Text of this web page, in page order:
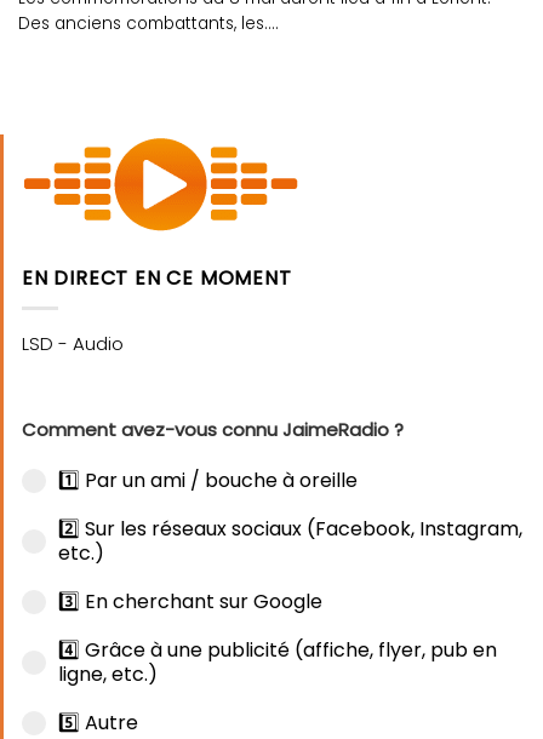
Des anciens combattants, les....
EN DIRECT EN CE MOMENT
Comment avez-vous connu JaimeRadio ?
1️⃣ Par un ami / bouche à oreille
2️⃣ Sur les réseaux sociaux (Facebook, Instagram,
etc.)
3️⃣ En cherchant sur Google
4️⃣ Grâce à une publicité (affiche, flyer, pub en
ligne, etc.)
5️⃣ Autre